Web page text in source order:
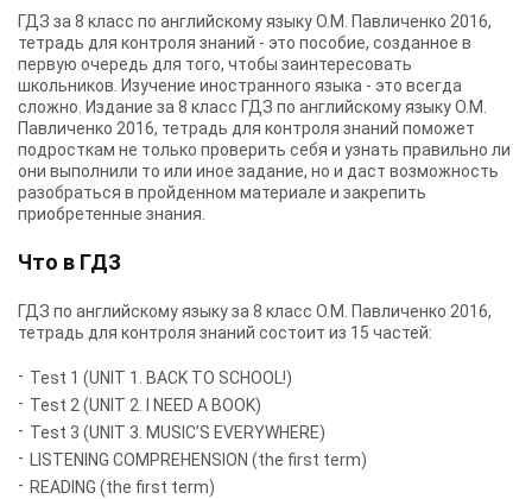
ГДЗ за 8 класс по английскому языку О.М. Павличенко 2016,
тетрадь для контроля знаний - это пособие, созданное в
первую очередь для того, чтобы заинтересовать
школьников. Изучение иностранного языка - это всегда
сложно. Издание за 8 класс ГДЗ по английскому языку О.М.
Павличенко 2016, тетрадь для контроля знаний поможет
подросткам не только проверить себя и узнать правильно ли
они выполнили то или иное задание, но и даст возможность
разобраться в пройденном материале и закрепить
приобретенные знания.
Что в ГДЗ
ГДЗ по английскому языку за 8 класс О.М. Павличенко 2016,
тетрадь для контроля знаний состоит из 15 частей:
Test 1 (UNIT 1. BACK TO SCHOOL!)
Test 2 (UNIT 2. I NEED A BOOK)
Test 3 (UNIT 3. MUSIC’S EVERYWHERE)
LISTENING COMPREHENSION (the first term)
READING (the first term)